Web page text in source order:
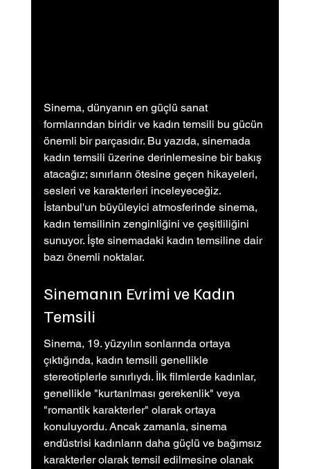
Sinema, dünyanın en güçlü sanat
formlarından biridir ve kadın temsili bu gücün
önemli bir parçasıdır. Bu yazıda, sinemada
kadın temsili üzerine derinlemesine bir bakış
atacağız; sınırların ötesine geçen hikayeleri,
sesleri ve karakterleri inceleyeceğiz.
İstanbul'un büyüleyici atmosferinde sinema,
kadın temsilinin zenginliğini ve çeşitliliğini
sunuyor. İşte sinemadaki kadın temsiline dair
bazı önemli noktalar.
Sinemanın Evrimi ve Kadın
Temsili
Sinema, 19. yüzyılın sonlarında ortaya
çıktığında, kadın temsili genellikle
stereotiplerle sınırlıydı. İlk filmlerde kadınlar,
genellikle "kurtarılması gerekenlik" veya
"romantik karakterler" olarak ortaya
konuluyordu. Ancak zamanla, sinema
endüstrisi kadınların daha güçlü ve bağımsız
karakterler olarak temsil edilmesine olanak